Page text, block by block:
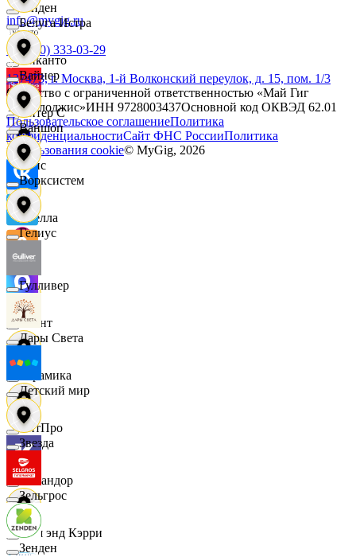
Зенден
Инканто
Интер С
Вайс
Ителла
Квант
Керамика
КитПро
Командор
Кэш энд Кэрри
Белуга Истра
Вайнер
Ваншоп
Ворксистем
Гелиус
Гулливер
Дары Света
Детский мир
Звезда
Зельгрос
Зенден
info@mygig.ru
+8 (800) 333-03-29
127473, г. Москва, 1-й Волконский переулок, д. 15, пом. 1/3
Общество с ограниченной ответственностью «Май Гиг
Технолоджис»ИНН 9728003437Основной код ОКВЭД 62.01
Пользовательское соглашениеПолитика
конфиденциальностиСайт ФНС РоссииПолитика
использования cookie© MyGig, 2026